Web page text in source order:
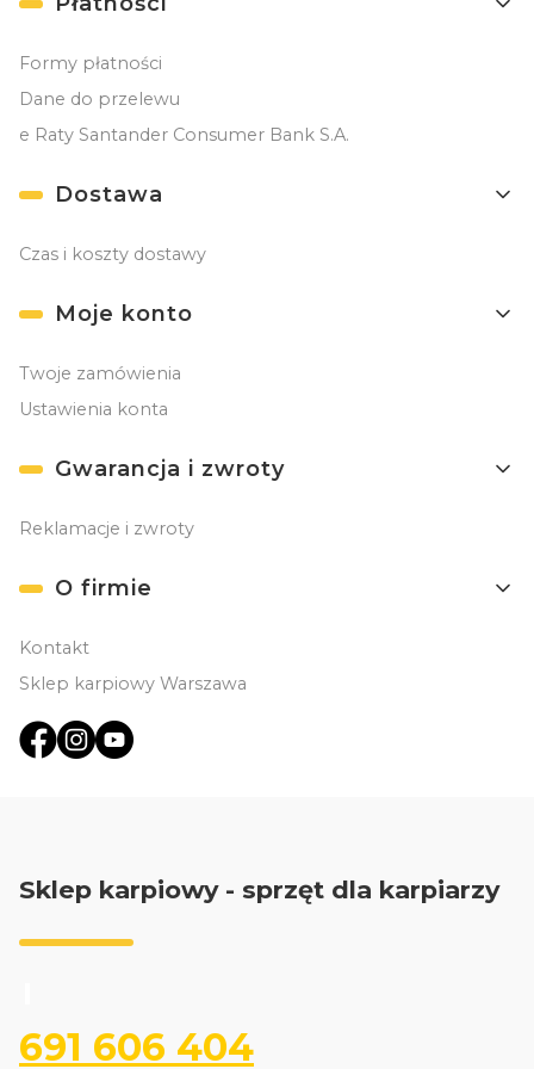
Formy płatności
Dane do przelewu
e Raty Santander Consumer Bank S.A.
Dostawa
Czas i koszty dostawy
Moje konto
Twoje zamówienia
Ustawienia konta
Gwarancja i zwroty
Reklamacje i zwroty
O firmie
Kontakt
Sklep karpiowy Warszawa
Sklep karpiowy - sprzęt dla karpiarzy
691 606 404